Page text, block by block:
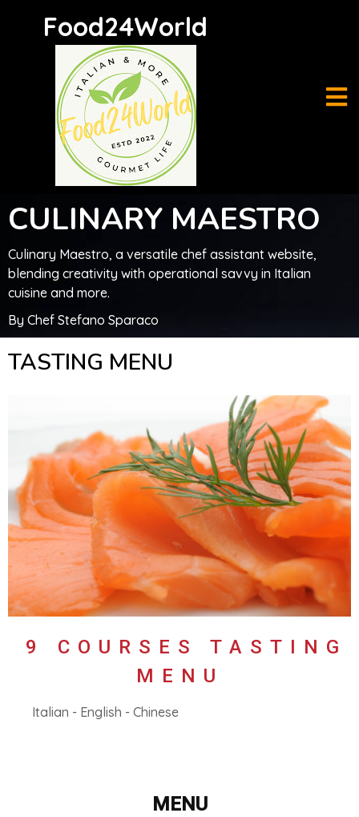
Food24World
CULINARY MAESTRO
Culinary Maestro, a versatile chef assistant website,
blending creativity with operational savvy in Italian
cuisine and more.
By Chef Stefano Sparaco
TASTING MENU
9 COURSES TASTING
MENU
Italian - English - Chinese
MENU